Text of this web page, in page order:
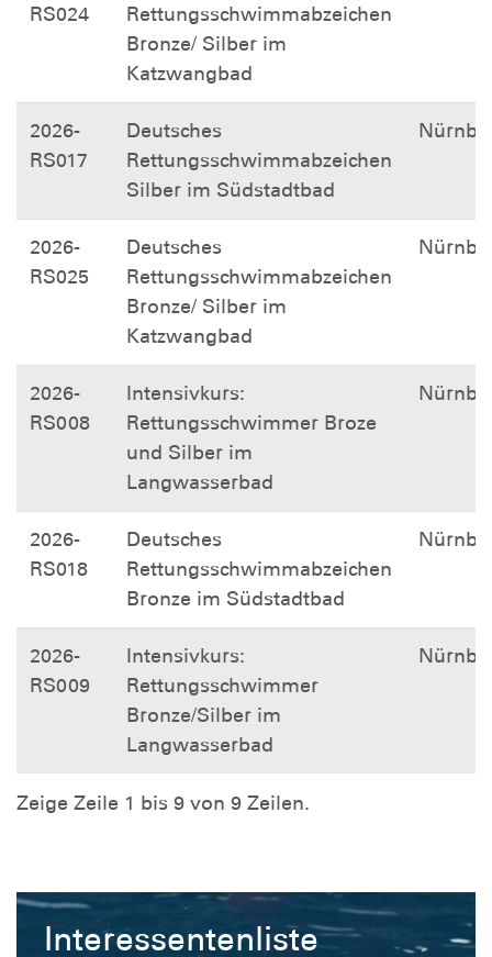
RS024
Rettungsschwimmabzeichen
Bronze/ Silber im
Katzwangbad
2026-
RS017
Deutsches
Rettungsschwimmabzeichen
Silber im Südstadtbad
2026-
RS025
Deutsches
Rettungsschwimmabzeichen
Bronze/ Silber im
Katzwangbad
2026-
RS008
Intensivkurs:
Rettungsschwimmer Broze
und Silber im
Langwasserbad
2026-
RS018
Deutsches
Rettungsschwimmabzeichen
Bronze im Südstadtbad
2026-
RS009
Intensivkurs:
Rettungsschwimmer
Bronze/Silber im
Langwasserbad
Zeige Zeile 1 bis 9 von 9 Zeilen.
Interessentenliste